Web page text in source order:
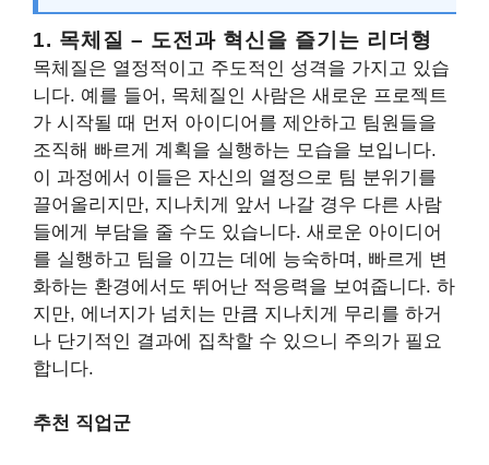
1. 목체질 – 도전과 혁신을 즐기는 리더형
목체질은 열정적이고 주도적인 성격을 가지고 있습
니다. 예를 들어, 목체질인 사람은 새로운 프로젝트
가 시작될 때 먼저 아이디어를 제안하고 팀원들을
조직해 빠르게 계획을 실행하는 모습을 보입니다.
이 과정에서 이들은 자신의 열정으로 팀 분위기를
끌어올리지만, 지나치게 앞서 나갈 경우 다른 사람
들에게 부담을 줄 수도 있습니다. 새로운 아이디어
를 실행하고 팀을 이끄는 데에 능숙하며, 빠르게 변
화하는 환경에서도 뛰어난 적응력을 보여줍니다. 하
지만, 에너지가 넘치는 만큼 지나치게 무리를 하거
나 단기적인 결과에 집착할 수 있으니 주의가 필요
합니다.
추천 직업군